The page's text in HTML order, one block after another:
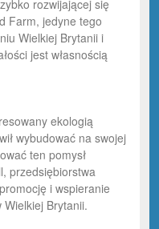
rozwijającej się
Farm, jedyne tego
Wielkiej Brytanii i
jest własnością
ekologią
wybudować na swojej
ten pomysł
przedsiębiorstwa
i wspieranie
Wielkiej Brytanii.